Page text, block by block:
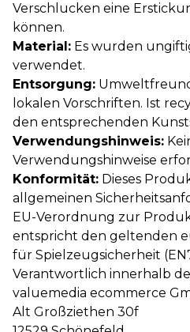
Verschlucken eine
können.
Material: Es wurden
verwendet.
Entsorgung:
lokalen Vorschriften. Ist
den entsprechenden
Verwendungshinweis:
Verwendungshinweise
Konformität: Dieses
allgemeinen
EU-Verordnung zur
entspricht den geltenden
für Spielzeugsicherheit
Verantwortlich innerhalb
valuemedia ecommerce
Alt Großziethen 30f